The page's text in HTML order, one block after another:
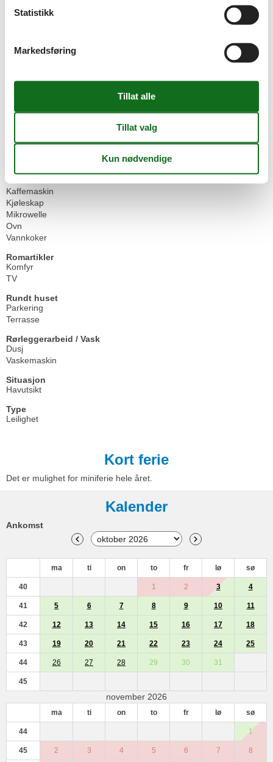
Leilighet
Fritidsaktiviteter
WIFI
Hvilket av følgende beskriver best...
Kaffemaskin
Kjøleskap
Mikrowelle
Ovn
Vannkoker
Romartikler
Komfyr
TV
Rundt huset
Parkering
Terrasse
Rørleggerarbeid / Vask
Dusj
Vaskemaskin
Situasjon
Havutsikt
Type
Leilighet
Kort ferie
Det er mulighet for miniferie hele året.
Kalender
Ankomst
ma ti on to fr lø sø
40 1 2 3 4
41 5 6 7 8 9 10 11
42 12 13 14 15 16 17 18
43 19 20 21 22 23 24 25
44 26 27 28 29 30 31
45
november 2026
ma ti on to fr lø sø
44 1
45 2 3 4 5 6 7 8
Statistikk
Markedsføring